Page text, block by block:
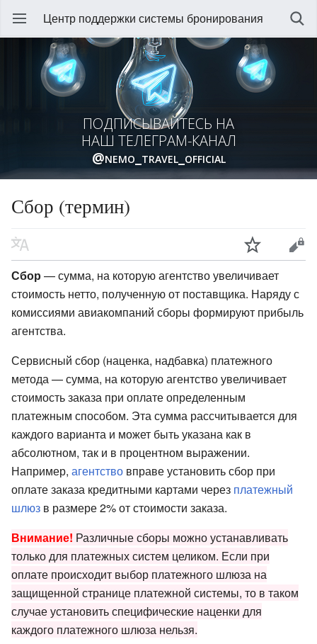
Центр поддержки системы бронирования
ПОДПИСЫВАЙТЕСЬ НА
НАШ ТЕЛЕГРАМ-КАНАЛ
@nemo_travel_official
Сбор (термин)
Сбор — сумма, на которую агентство увеличивает
стоимость нетто, полученную от поставщика. Наряду с
комиссиями авиакомпаний сборы формируют прибыль
агентства.
Сервисный сбор (наценка, надбавка) платежного
метода — сумма, на которую агентство увеличивает
стоимость заказа при оплате определенным
платежным способом. Эта сумма рассчитывается для
каждого варианта и может быть указана как в
абсолютном, так и в процентном выражении.
Например, агентство вправе установить сбор при
оплате заказа кредитными картами через платежный
шлюз в размере 2% от стоимости заказа.
Внимание! Различные сборы можно устанавливать
только для платежных систем целиком. Если при
оплате происходит выбор платежного шлюза на
защищенной странице платежной системы, то в таком
случае установить специфические наценки для
каждого платежного шлюза нельзя.